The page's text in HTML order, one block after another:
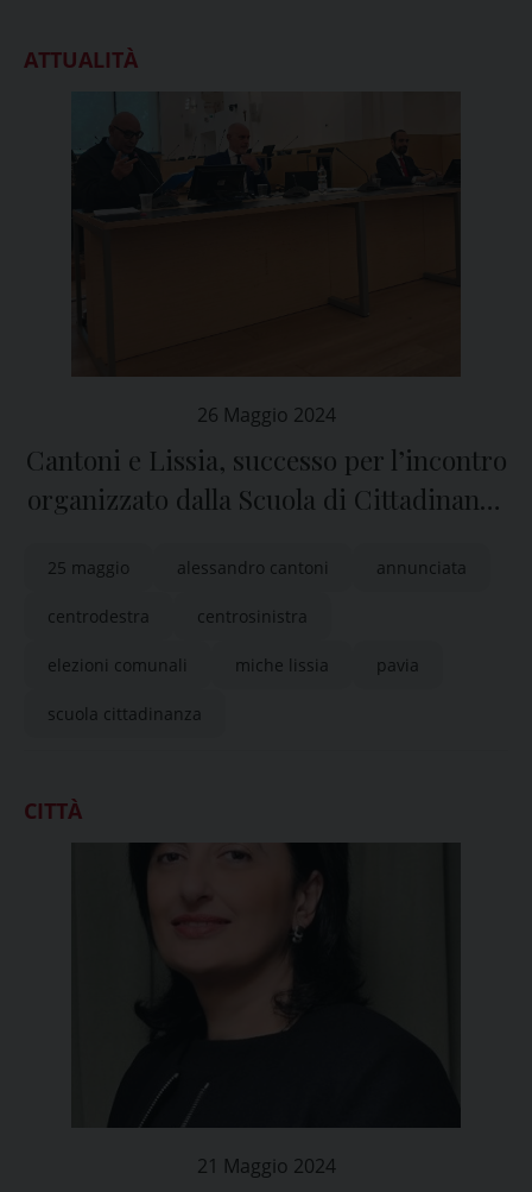
ATTUALITÀ
26 Maggio 2024
Cantoni e Lissia, successo per l’incontro
organizzato dalla Scuola di Cittadinanza
25 maggio alessandro cantoni annunciata
centrodestra centrosinistra
elezioni comunali miche lissia pavia
scuola cittadinanza
CITTÀ
21 Maggio 2024